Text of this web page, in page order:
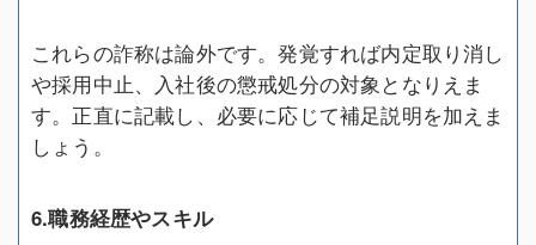
これらの詐称は論外です。発覚すれば内定取り消し
や採用中止、入社後の懲戒処分の対象となりえま
す。正直に記載し、必要に応じて補足説明を加えま
しょう。
6.職務経歴やスキル